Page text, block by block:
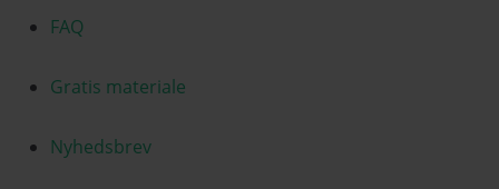
FAQ
Gratis materiale
Nyhedsbrev